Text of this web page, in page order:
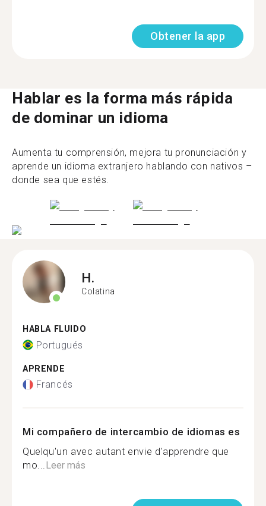
Obtener la app
Hablar es la forma más rápida
de dominar un idioma
Aumenta tu comprensión, mejora tu pronunciación y
aprende un idioma extranjero hablando con nativos –
donde sea que estés.
H.
Colatina
HABLA FLUIDO
Portugués
APRENDE
Francés
Mi compañero de intercambio de idiomas es
Quelqu'un avec autant envie d'apprendre que
mo...Leer más